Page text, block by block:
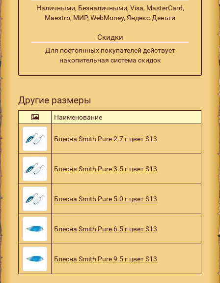
Наличными, Безналичными, Visa, MasterCard,
Maestro, МИР, WebMoney, Яндекс.Деньги
Скидки
Для постоянных покупателей действует
накопительная система скидок
Другие размеры
Наименование
Блесна Smith Pure 2.7 г цвет S13
Блесна Smith Pure 3.5 г цвет S13
Блесна Smith Pure 5.0 г цвет S13
Блесна Smith Pure 6.5 г цвет S13
Блесна Smith Pure 9.5 г цвет S13